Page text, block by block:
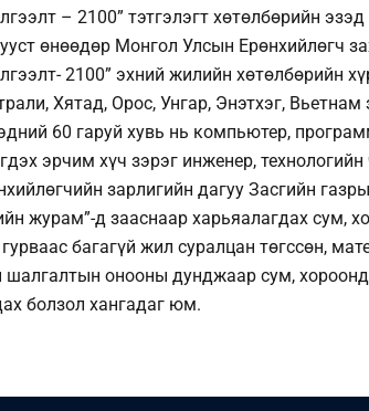
– 2100” тэтгэлэгт хөтөлбөрийн
өнөөдөр Монгол Улсын Ерөнхийлөгч
2100” эхний жилийн хөтөлбөрийн
Хятад, Орос, Унгар, Энэтхэг, Вьетнам
60 гаруй хувь нь компьютер,
эрчим хүч зэрэг инженер,
зарлигийн дагуу Засгийн
журам”-д зааснаар харьяалагдах сум,
багагүй жил суралцан төгссөн,
шалгалтын онооны дунджаар сум,
болзол хангадаг юм.